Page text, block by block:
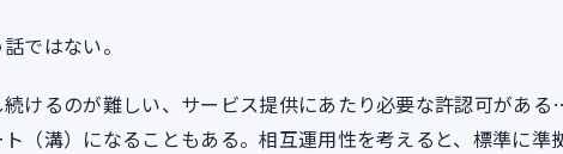
ではない。
けるのが難しい、サービス提供にあたり必要な許認可があ
（溝）になることもある。相互運用性を考えると、標準に準